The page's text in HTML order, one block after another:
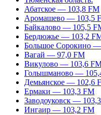
Абатское — 103,8 FM
Аромашево — 103,5
Байкалово — 105,5
Бердюжье — 103,2
Большое Сорокино
Вагай — 97,0 FM
Викулово — 103,6
Голышманово —
Демьянское — 102,6
Ермаки — 103,3 FM
Заводоуковск —
Ингаир — 103,2 FM